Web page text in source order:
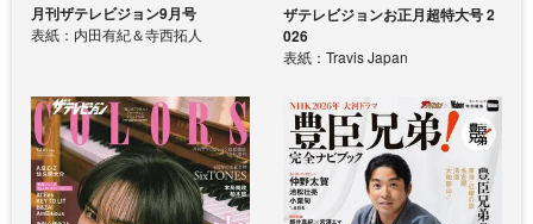
月刊ザテレビジョン9月号
表紙：内田有紀＆寺西拓人
ザテレビジョンお正月超特大号 2
026
表紙：Travis Japan